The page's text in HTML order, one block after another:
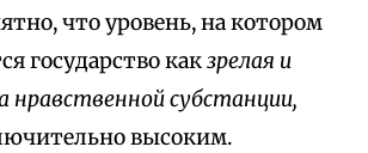
что уровень, на котором
государство какзрелая и
субстанции,
высоким.